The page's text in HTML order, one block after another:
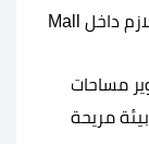
لاستقبال العملاء وتقديم لهم الدعم اللازم داخل Mall
مساحات
مريحة